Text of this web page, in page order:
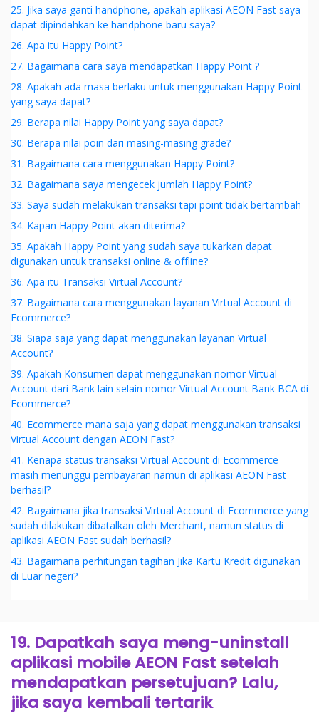
25. Jika saya ganti handphone, apakah aplikasi AEON Fast saya
dapat dipindahkan ke handphone baru saya?
26. Apa itu Happy Point?
27. Bagaimana cara saya mendapatkan Happy Point ?
28. Apakah ada masa berlaku untuk menggunakan Happy Point
yang saya dapat?
29. Berapa nilai Happy Point yang saya dapat?
30. Berapa nilai poin dari masing-masing grade?
31. Bagaimana cara menggunakan Happy Point?
32. Bagaimana saya mengecek jumlah Happy Point?
33. Saya sudah melakukan transaksi tapi point tidak bertambah
34. Kapan Happy Point akan diterima?
35. Apakah Happy Point yang sudah saya tukarkan dapat
digunakan untuk transaksi online & offline?
36. Apa itu Transaksi Virtual Account?
37. Bagaimana cara menggunakan layanan Virtual Account di
Ecommerce?
38. Siapa saja yang dapat menggunakan layanan Virtual
Account?
39. Apakah Konsumen dapat menggunakan nomor Virtual
Account dari Bank lain selain nomor Virtual Account Bank BCA di
Ecommerce?
40. Ecommerce mana saja yang dapat menggunakan transaksi
Virtual Account dengan AEON Fast?
41. Kenapa status transaksi Virtual Account di Ecommerce
masih menunggu pembayaran namun di aplikasi AEON Fast
berhasil?
42. Bagaimana jika transaksi Virtual Account di Ecommerce yang
sudah dilakukan dibatalkan oleh Merchant, namun status di
aplikasi AEON Fast sudah berhasil?
43. Bagaimana perhitungan tagihan Jika Kartu Kredit digunakan
di Luar negeri?
19. Dapatkah saya meng-uninstall
aplikasi mobile AEON Fast setelah
mendapatkan persetujuan? Lalu,
jika saya kembali tertarik